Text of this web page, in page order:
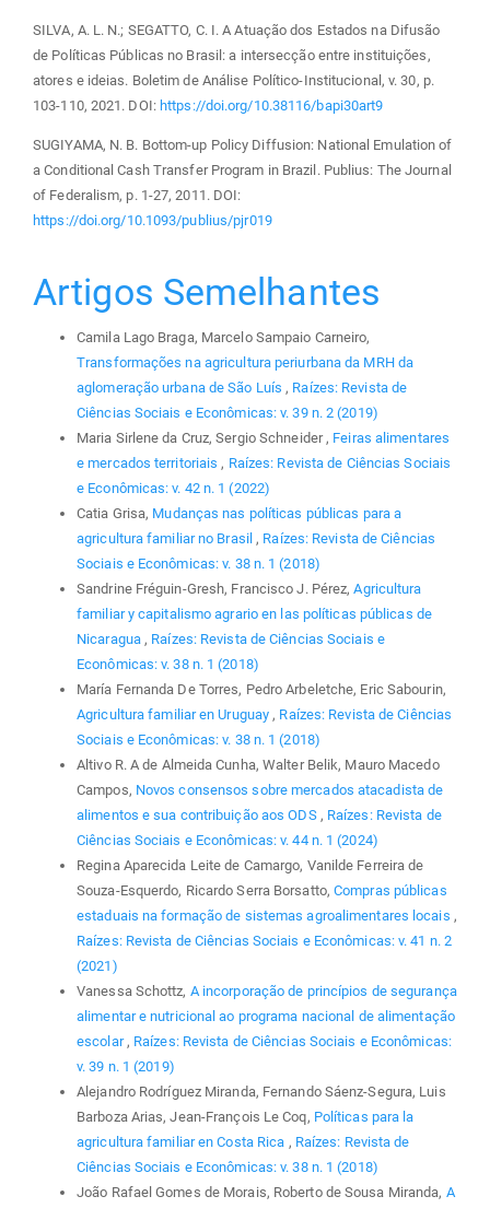
SILVA, A. L. N.; SEGATTO, C. I. A Atuação dos Estados na Difusão
de Políticas Públicas no Brasil: a intersecção entre instituições,
atores e ideias. Boletim de Análise Político-Institucional, v. 30, p.
103-110, 2021. DOI: https://doi.org/10.38116/bapi30art9
SUGIYAMA, N. B. Bottom-up Policy Diffusion: National Emulation of
a Conditional Cash Transfer Program in Brazil. Publius: The Journal
of Federalism, p. 1-27, 2011. DOI:
https://doi.org/10.1093/publius/pjr019
Artigos Semelhantes
Camila Lago Braga, Marcelo Sampaio Carneiro,
Transformações na agricultura periurbana da MRH da
aglomeração urbana de São Luís, Raízes: Revista de
Ciências Sociais e Econômicas: v. 39 n. 2 (2019)
Maria Sirlene da Cruz, Sergio Schneider , Feiras alimentares
e mercados territoriais, Raízes: Revista de Ciências Sociais
e Econômicas: v. 42 n. 1 (2022)
Catia Grisa, Mudanças nas políticas públicas para a
agricultura familiar no Brasil, Raízes: Revista de Ciências
Sociais e Econômicas: v. 38 n. 1 (2018)
Sandrine Fréguin-Gresh, Francisco J. Pérez,Agricultura
familiar y capitalismo agrario en las políticas públicas de
Nicaragua , Raízes: Revista de Ciências Sociais e
Econômicas: v. 38 n. 1 (2018)
María Fernanda De Torres, Pedro Arbeletche, Eric Sabourin,
Agricultura familiar en Uruguay, Raízes: Revista de Ciências
Sociais e Econômicas: v. 38 n. 1 (2018)
Altivo R. A de Almeida Cunha, Walter Belik, Mauro Macedo
Campos, Novos consensos sobre mercados atacadista de
alimentos e sua contribuição aos ODS , Raízes: Revista de
Ciências Sociais e Econômicas: v. 44 n. 1 (2024)
Regina Aparecida Leite de Camargo, Vanilde Ferreira de
Souza-Esquerdo, Ricardo Serra Borsatto,Compras públicas
estaduais na formação de sistemas agroalimentares locais ,
Raízes: Revista de Ciências Sociais e Econômicas: v. 41 n. 2
(2021)
Vanessa Schottz, A incorporação de princípios de segurança
alimentar e nutricional ao programa nacional de alimentação
escolar, Raízes: Revista de Ciências Sociais e Econômicas:
v. 39 n. 1 (2019)
Alejandro Rodríguez Miranda, Fernando Sáenz-Segura, Luis
Barboza Arias, Jean-François Le Coq, Políticas para la
agricultura familiar en Costa Rica , Raízes: Revista de
Ciências Sociais e Econômicas: v. 38 n. 1 (2018)
João Rafael Gomes de Morais, Roberto de Sousa Miranda, A